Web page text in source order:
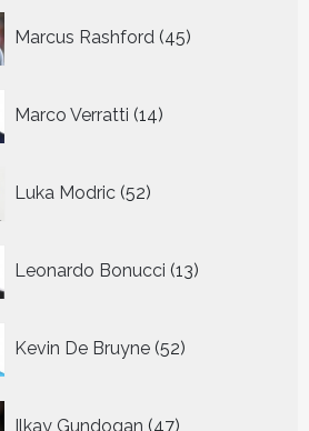
Marcus Rashford 45
producten
Marco Verratti 14
producten
Luka Modric 52
producten
Leonardo Bonucci 13
producten
Kevin De Bruyne 52
producten
Ilkay Gundogan 47